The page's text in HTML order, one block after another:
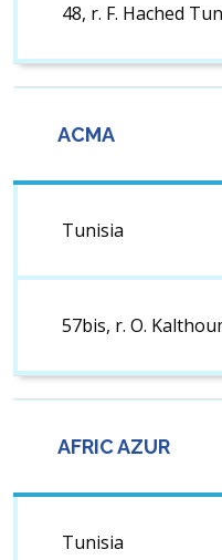
48, r. F. Hached
ACMA
Tunisia
57bis, r. O.
AFRIC AZUR
Tunisia